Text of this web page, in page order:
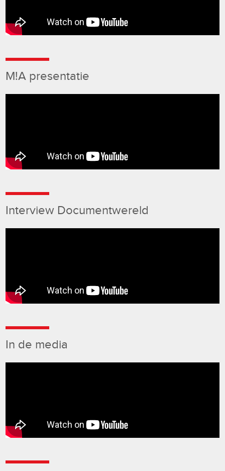
M!A presentatie
Interview Documentwereld
In de media